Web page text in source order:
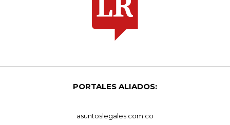
PORTALES ALIADOS:
asuntoslegales.com.co